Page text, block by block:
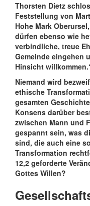
Thorsten Dietz
Feststellung von
Hohe Mark
dürfen ebenso wie
verbindliche, treue
Gemeinde eingehen
Hinsicht
Niemand wird
ethische
gesamten
Konsens darüber
zwischen Mann und
gespannt sein, was
sind, die auch eine
Transformation
12,2 geforderte
Gottes Willen?